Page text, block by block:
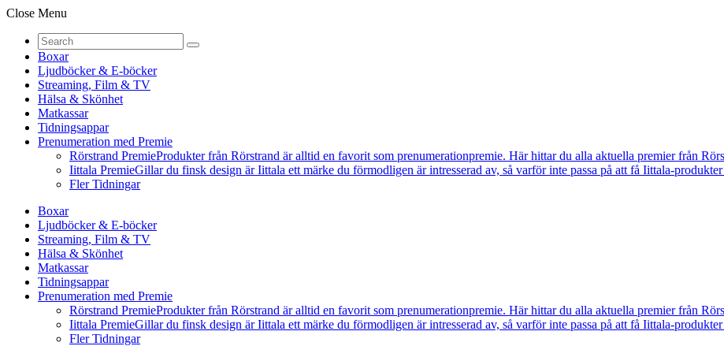
Close Menu
Boxar
Ljudböcker & E-böcker
Streaming, Film & TV
Hälsa & Skönhet
Matkassar
Tidningsappar
Prenumeration med Premie
Rörstrand PremieProdukter från Rörstrand är alltid en favorit som prenumerationpremie. Här hittar du alla aktuella premier från
Iittala PremieGillar du finsk design är Iittala ett märke du förmodligen är intresserad av, så varför inte passa på att få Iittala-
Fler Tidningar
Boxar
Ljudböcker & E-böcker
Streaming, Film & TV
Hälsa & Skönhet
Matkassar
Tidningsappar
Prenumeration med Premie
Rörstrand PremieProdukter från Rörstrand är alltid en favorit som prenumerationpremie. Här hittar du alla aktuella premier från
Iittala PremieGillar du finsk design är Iittala ett märke du förmodligen är intresserad av, så varför inte passa på att få Iittala-
Fler Tidningar